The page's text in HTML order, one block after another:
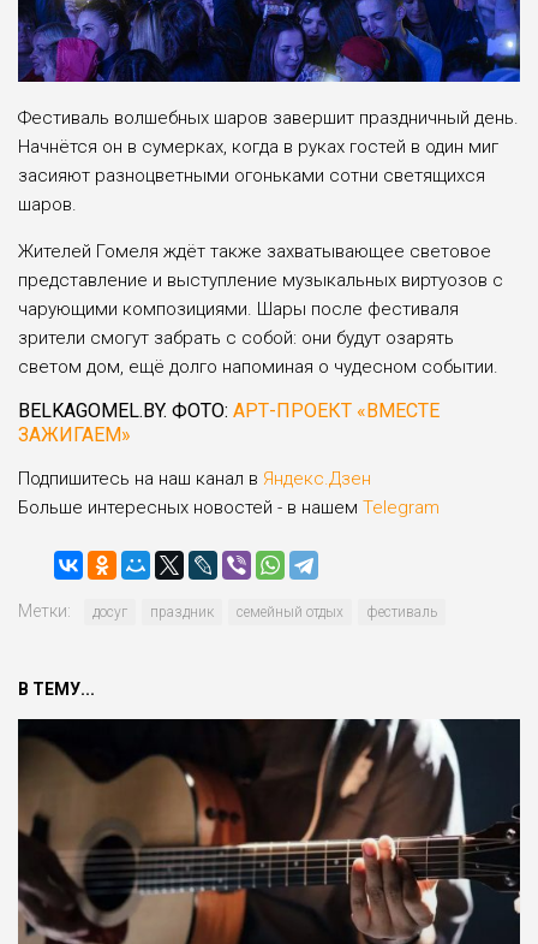
Фестиваль волшебных шаров завершит праздничный день.
Начнётся он в сумерках, когда в руках гостей в один миг
засияют разноцветными огоньками сотни светящихся
шаров.
Жителей Гомеля ждёт также захватывающее световое
представление и выступление музыкальных виртуозов с
чарующими композициями. Шары после фестиваля
зрители смогут забрать с собой: они будут озарять
светом дом, ещё долго напоминая о чудесном событии.
BELKAGOMEL.BY. ФОТО: АРТ-ПРОЕКТ «ВМЕСТЕ
ЗАЖИГАЕМ»
Подпишитесь на наш канал в Яндекс.Дзен
Больше интересных новостей - в нашем Telegram
Метки: досуг праздник семейный отдых фестиваль
В ТЕМУ...